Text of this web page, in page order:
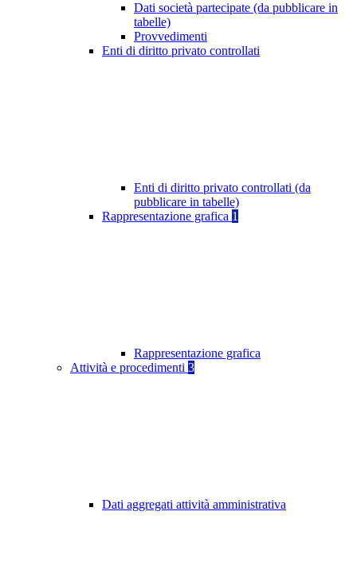
Dati società partecipate (da pubblicare in
tabelle)
Provvedimenti
Enti di diritto privato controllati
Enti di diritto privato controllati (da
pubblicare in tabelle)
Rappresentazione grafica 1
Rappresentazione grafica
Attività e procedimenti 3
Dati aggregati attività amministrativa